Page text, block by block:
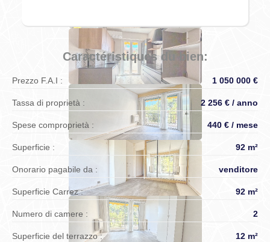
Caractéristiques du bien:
Prezzo F.A.I : 1 050 000 €
Tassa di proprietà : 2 256 € / anno
Spese comproprietà : 440 € / mese
Superficie : 92 m²
Onorario pagabile da : venditore
Superficie Carrez : 92 m²
Numero di camere : 2
Superficie del terrazzo : 12 m²